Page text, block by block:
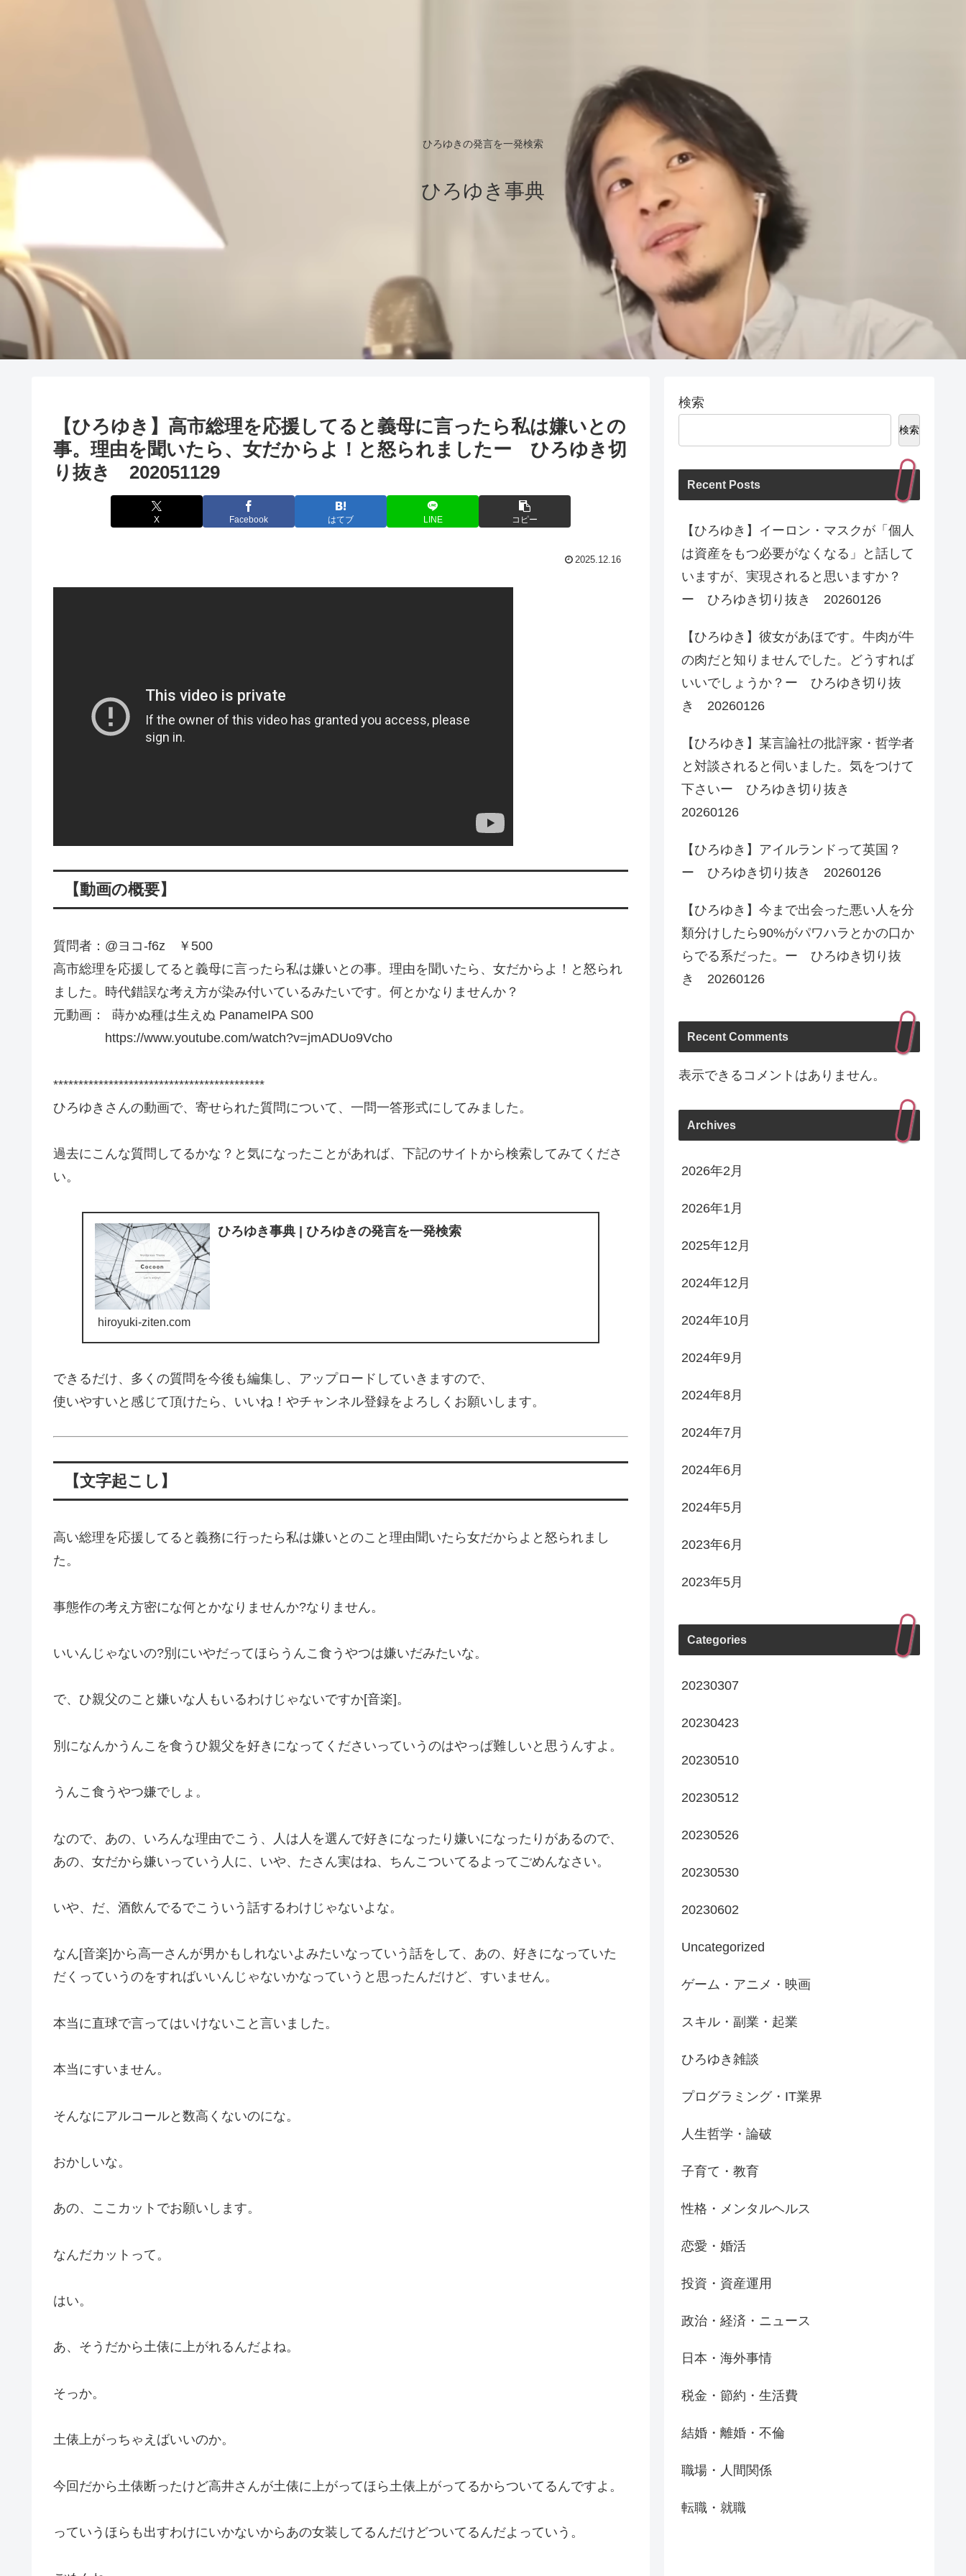
ひろゆきの発言を一発検索
ひろゆき事典
【ひろゆき】高市総理を応援してると義母に言ったら私は嫌いとの
事。理由を聞いたら、女だからよ！と怒られましたー ひろゆき切
り抜き 202051129
X Facebook はてブ LINE コピー
2025.12.16
【動画の概要】
質問者：@ヨコ-f6z ￥500
高市総理を応援してると義母に言ったら私は嫌いとの事。理由を聞いたら、女だからよ！と怒られ
ました。時代錯誤な考え方が染み付いているみたいです。何とかなりませんか？
元動画： 蒔かぬ種は生えぬ PanameIPA S00
https://www.youtube.com/watch?v=jmADUo9Vcho
******************************************
ひろゆきさんの動画で、寄せられた質問について、一問一答形式にしてみました。
過去にこんな質問してるかな？と気になったことがあれば、下記のサイトから検索してみてくださ
い。
ひろゆき事典 | ひろゆきの発言を一発検索
hiroyuki-ziten.com
できるだけ、多くの質問を今後も編集し、アップロードしていきますので、
使いやすいと感じて頂けたら、いいね！やチャンネル登録をよろしくお願いします。
【文字起こし】
高い総理を応援してると義務に行ったら私は嫌いとのこと理由聞いたら女だからよと怒られまし
た。
事態作の考え方密にな何とかなりませんか?なりません。
いいんじゃないの?別にいやだってほらうんこ食うやつは嫌いだみたいな。
で、ひ親父のこと嫌いな人もいるわけじゃないですか[音楽]。
別になんかうんこを食うひ親父を好きになってくださいっていうのはやっぱ難しいと思うんすよ。
うんこ食うやつ嫌でしょ。
なので、あの、いろんな理由でこう、人は人を選んで好きになったり嫌いになったりがあるので、
あの、女だから嫌いっていう人に、いや、たさん実はね、ちんこついてるよってごめんなさい。
いや、だ、酒飲んでるでこういう話するわけじゃないよな。
なん[音楽]から高一さんが男かもしれないよみたいなっていう話をして、あの、好きになっていた
だくっていうのをすればいいんじゃないかなっていうと思ったんだけど、すいません。
本当に直球で言ってはいけないこと言いました。
本当にすいません。
そんなにアルコールと数高くないのにな。
おかしいな。
あの、ここカットでお願いします。
なんだカットって。
はい。
あ、そうだから土俵に上がれるんだよね。
そっか。
土俵上がっちゃえばいいのか。
今回だから土俵断ったけど高井さんが土俵に上がってほら土俵上がってるからついてるんですよ。
っていうほらも出すわけにいかないからあの女装してるんだけどついてるんだよっていう。
検索
検索
Recent Posts
【ひろゆき】イーロン・マスクが「個人
は資産をもつ必要がなくなる」と話して
いますが、実現されると思いますか？
ー ひろゆき切り抜き 20260126
【ひろゆき】彼女があほです。牛肉が牛
の肉だと知りませんでした。どうすれば
いいでしょうか？ー ひろゆき切り抜
き 20260126
【ひろゆき】某言論社の批評家・哲学者
と対談されると伺いました。気をつけて
下さいー ひろゆき切り抜き
20260126
【ひろゆき】アイルランドって英国？
ー ひろゆき切り抜き 20260126
【ひろゆき】今まで出会った悪い人を分
類分けしたら90%がパワハラとかの口か
らでる系だった。ー ひろゆき切り抜
き 20260126
Recent Comments
表示できるコメントはありません。
Archives
2026年2月
2026年1月
2025年12月
2024年12月
2024年10月
2024年9月
2024年8月
2024年7月
2024年6月
2024年5月
2023年6月
2023年5月
Categories
20230307
20230423
20230510
20230512
20230526
20230530
20230602
Uncategorized
ゲーム・アニメ・映画
スキル・副業・起業
ひろゆき雑談
プログラミング・IT業界
人生哲学・論破
子育て・教育
性格・メンタルヘルス
恋愛・婚活
投資・資産運用
政治・経済・ニュース
日本・海外事情
税金・節約・生活費
結婚・離婚・不倫
職場・人間関係
転職・就職